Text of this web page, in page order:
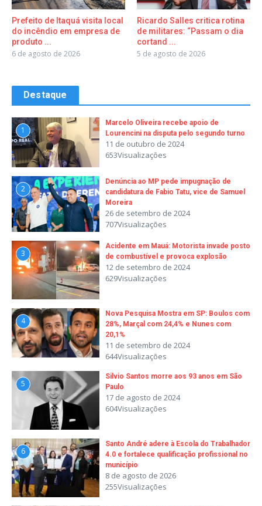
Prefeito de Itaquá visita local
do incêndio em empresa de
produto ...
6 de agosto de 2026
Ricardo Salles critica rotina
de militares: “Passam o dia
cortand ...
5 de agosto de 2026
Destaque
1
Marcelo Oliveira recebe apoio de
Lourencini na disputa pelo segundo turno
11 de outubro de 2024
653Visualizações
2
Denúncia ao MP pede impugnação de
candidatura de Fabio Tatu, vice de Samuel
Moreira
26 de setembro de 2024
707Visualizações
3
Acidente em Mauá: Motorista invade posto
de combustível e provoca explosão
12 de setembro de 2024
629Visualizações
4
Nova Pesquisa Mostra em SP: Boulos com
28%, Marçal com 24,4% e Nunes com
20,1%
11 de setembro de 2024
644Visualizações
5
Silvio Santos morre aos 93 anos em São
Paulo
17 de agosto de 2024
604Visualizações
6
Santo André adere à Escola do Trabalhador
4.0 e fortalece qualificação profissional no
município
8 de agosto de 2026
255Visualizações